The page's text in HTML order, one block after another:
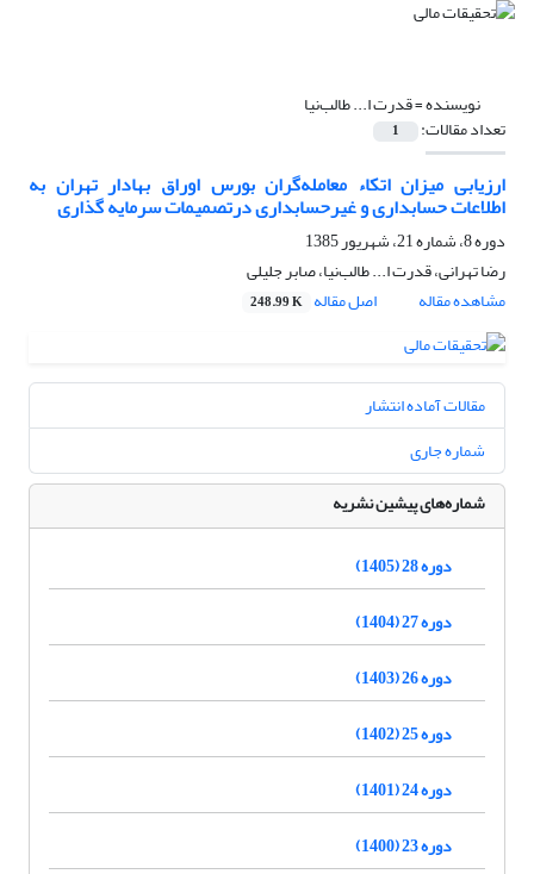
نویسنده =قدرت ا... طالب‌نیا
تعداد مقالات: 1
ارزیابی میزان اتکاء معامله‌گران بورس اوراق بهادار تهران به
اطلاعات حسابداری و غیر‌حسابداری درتصمیمات سرمایه گذاری
دوره 8، شماره 21، شهریور 1385
رضا تهرانی، قدرت ا... طالب‌نیا، صابر جلیلی
مشاهده مقاله
اصل مقاله 248.99 K
مقالات آماده انتشار
شماره جاری
شماره‌های پیشین نشریه
دوره 28 (1405)
دوره 27 (1404)
دوره 26 (1403)
دوره 25 (1402)
دوره 24 (1401)
دوره 23 (1400)